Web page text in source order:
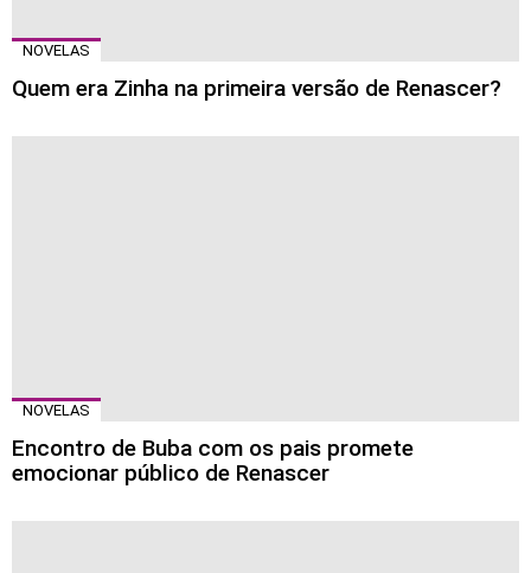
NOVELAS
Quem era Zinha na primeira versão de Renascer?
NOVELAS
Encontro de Buba com os pais promete
emocionar público de Renascer